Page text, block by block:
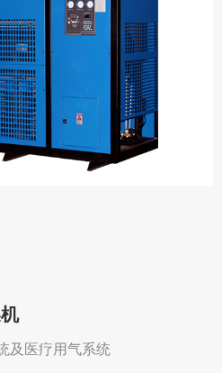
及医疗用气系统